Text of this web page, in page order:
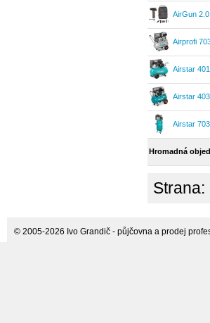
AirGun
Airprofi
Airstar
Airstar
Airstar
Hromadná
Strana:
© 2005-2026 Ivo Grandič - půjčovna a prodej